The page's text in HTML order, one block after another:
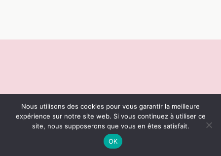
Nous utilisons des cookies pour vous garantir la meilleure
expérience sur notre site web. Si vous continuez à utiliser ce
site, nous supposerons que vous en êtes satisfait.
OK